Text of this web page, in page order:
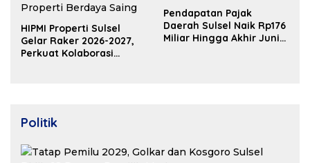
HIPMI Properti Sulsel
Gelar Raker 2026-2027,
Perkuat Kolaborasi
Pendapatan Pajak
Daerah Sulsel Naik Rp176
Miliar Hingga Akhir Juni
Politik